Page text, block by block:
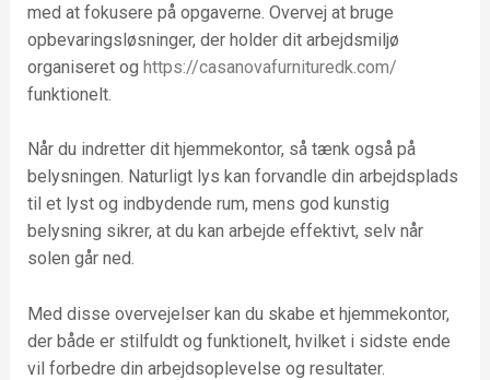
med at fokusere på opgaverne. Overvej at bruge
opbevaringsløsninger, der holder dit arbejdsmiljø
organiseret og https://casanovafurnituredk.com/
funktionelt.
Når du indretter dit hjemmekontor, så tænk også på
belysningen. Naturligt lys kan forvandle din arbejdsplads
til et lyst og indbydende rum, mens god kunstig
belysning sikrer, at du kan arbejde effektivt, selv når
solen går ned.
Med disse overvejelser kan du skabe et hjemmekontor,
der både er stilfuldt og funktionelt, hvilket i sidste ende
vil forbedre din arbejdsoplevelse og resultater.